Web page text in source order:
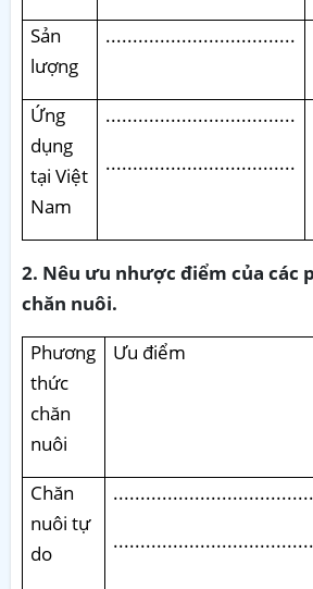
Sản
lượng
...................................
Ứng
dụng
tại Việt
Nam
...................................
...................................
2. Nêu ưu nhược điểm của các
chăn nuôi.
Phương
thức
chăn
nuôi
Ưu điểm
Chăn
nuôi tự
do